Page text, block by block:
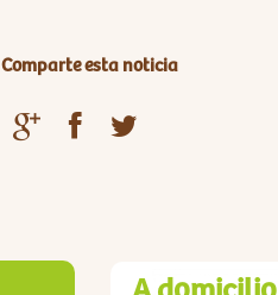
Comparte esta noticia